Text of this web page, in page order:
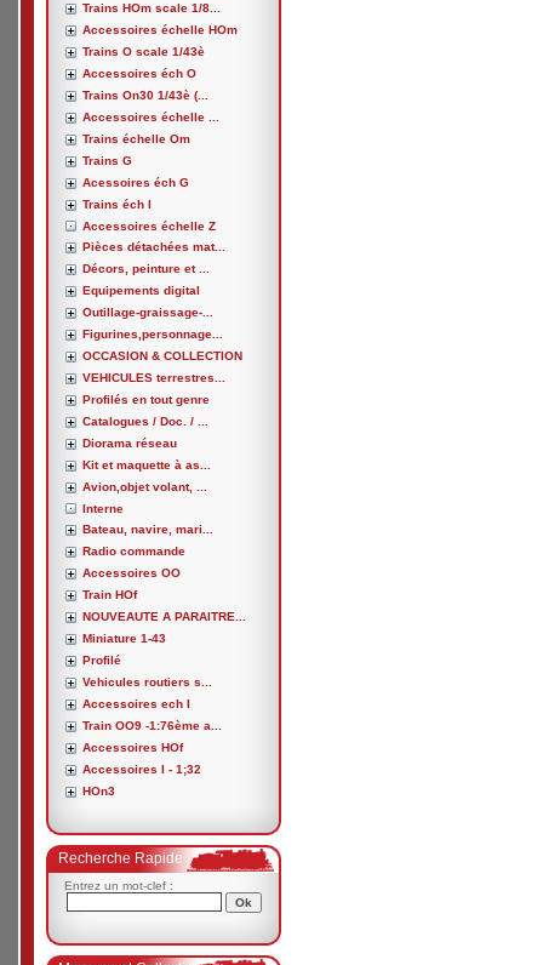
Trains HOm scale 1/8...
Accessoires échelle HOm
Trains O scale 1/43è
Accessoires éch O
Trains On30 1/43è (...
Accessoires échelle ...
Trains échelle Om
Trains G
Acessoires éch G
Trains éch I
Accessoires échelle Z
Pièces détachées mat...
Décors, peinture et ...
Equipements digital
Outillage-graissage-...
Figurines,personnage...
OCCASION & COLLECTION
VEHICULES terrestres...
Profilés en tout genre
Catalogues / Doc. / ...
Diorama réseau
Kit et maquette à as...
Avion,objet volant, ...
Interne
Bateau, navire, mari...
Radio commande
Accessoires OO
Train HOf
NOUVEAUTE A PARAITRE...
Miniature 1-43
Profilé
Vehicules routiers s...
Accessoires ech I
Train OO9 -1:76ème a...
Accessoires HOf
Accessoires I - 1;32
HOn3
Recherche Rapide
Entrez un mot-clef :